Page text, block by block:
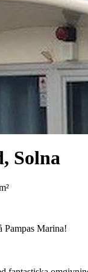
Solna
Pampas Marina!